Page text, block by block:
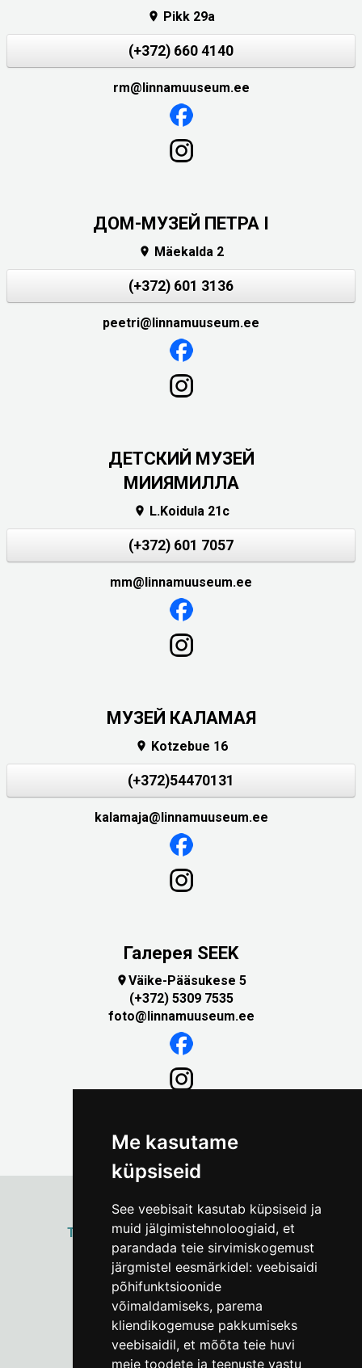
Me kasutame
küpsiseid
See veebisait kasutab küpsiseid ja
muid jälgimistehnoloogiaid, et
parandada teie sirvimiskogemust
järgmistel eesmärkidel: veebisaidi
põhifunktsioonide
võimaldamiseks, parema
kliendikogemuse pakkumiseks
veebisaidil, et mõõta teie huvi
meie toodete ja teenuste vastu
 Pikk 29a
(+372) 660 4140
rm@linnamuuseum.ee
ДОМ-МУЗЕЙ ПЕТРА I
 Mäekalda 2
(+372) 601 3136
peetri@linnamuuseum.ee
ДЕТСКИЙ МУЗЕЙ
МИИЯМИЛЛА
 L.Koidula 21c
(+372) 601 7057
mm@linnamuuseum.ee
МУЗЕЙ КАЛАМАЯ
 Kotzebue 16
(+372)54470131
kalamaja@linnamuuseum.ee
Галерея SEEK
Väike-Pääsukese 5
(+372) 5309 7535
foto@linnamuuseum.ee
ТАЛЛИННСКИЙГОРОДСКОЙ МУЗЕЙ
Vene 17
Пн–Пт 9–17:(+372) 610 4178
info@linnamuuseum.ee